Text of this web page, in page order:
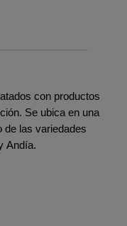
con productos
Se ubica en una
de las variedades
Andía.